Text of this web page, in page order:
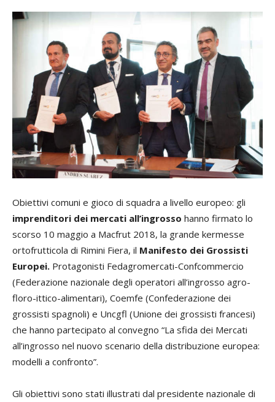
Obiettivi comuni e gioco di squadra a livello europeo: gli
imprenditori dei mercati all’ingrosso hanno firmato lo
scorso 10 maggio a Macfrut 2018, la grande kermesse
ortofrutticola di Rimini Fiera, il Manifesto dei Grossisti
Europei. Protagonisti Fedagromercati-Confcommercio
(Federazione nazionale degli operatori all’ingrosso agro-
floro-ittico-alimentari), Coemfe (Confederazione dei
grossisti spagnoli) e Uncgfl (Unione dei grossisti francesi)
che hanno partecipato al convegno “La sfida dei Mercati
all’ingrosso nel nuovo scenario della distribuzione europea:
modelli a confronto”.
Gli obiettivi sono stati illustrati dal presidente nazionale di